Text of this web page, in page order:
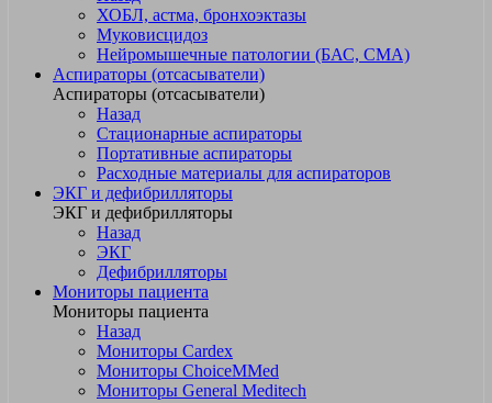
ХОБЛ, астма, бронхоэктазы
Муковисцидоз
Нейромышечные патологии (БАС, СМА)
Аспираторы (отсасыватели)
Аспираторы (отсасыватели)
Назад
Стационарные аспираторы
Портативные аспираторы
Расходные материалы для аспираторов
ЭКГ и дефибрилляторы
ЭКГ и дефибрилляторы
Назад
ЭКГ
Дефибрилляторы
Мониторы пациента
Мониторы пациента
Назад
Мониторы Cardex
Мониторы ChoiceMMed
Мониторы General Meditech